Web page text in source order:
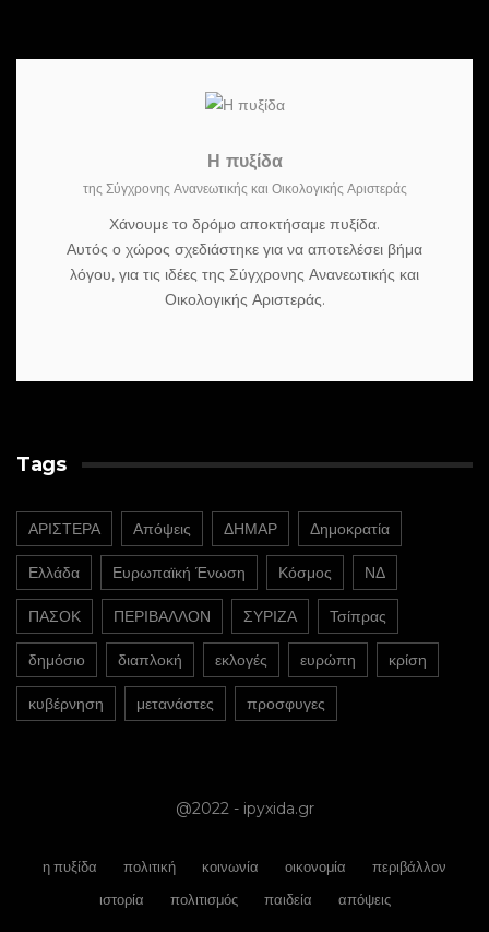
Η πυξίδα
της Σύγχρονης Ανανεωτικής και Οικολογικής Αριστεράς
Χάνουμε το δρόμο αποκτήσαμε πυξίδα.
Αυτός ο χώρος σχεδιάστηκε για να αποτελέσει βήμα
λόγου, για τις ιδέες της Σύγχρονης Ανανεωτικής και
Οικολογικής Αριστεράς.
Tags
ΑΡΙΣΤΕΡΑ Απόψεις ΔΗΜΑΡ Δημοκρατία
Ελλάδα Ευρωπαϊκή Ένωση Κόσμος ΝΔ
ΠΑΣΟΚ ΠΕΡΙΒΑΛΛΟΝ ΣΥΡΙΖΑ Τσίπρας
δημόσιο διαπλοκή εκλογές ευρώπη κρίση
κυβέρνηση μετανάστες προσφυγες
@2022 - ipyxida.gr
η πυξίδα πολιτική κοινωνία οικονομία
περιβάλλον
ιστορία
πολιτισμός παιδεία απόψεις